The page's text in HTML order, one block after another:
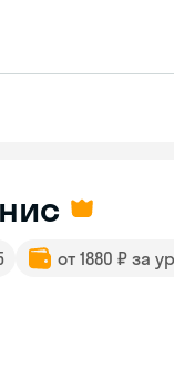
от 1880 ₽ за